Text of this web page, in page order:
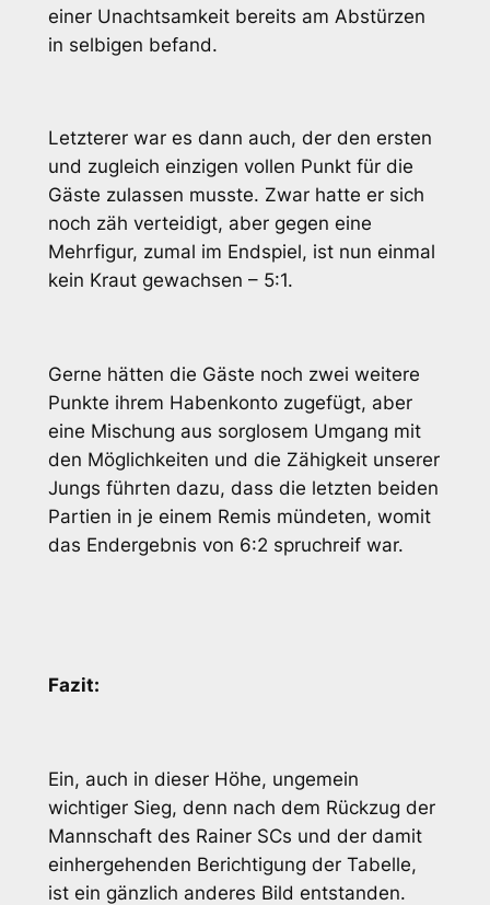
einer Unachtsamkeit bereits am Abstürzen
in selbigen befand.
Letzterer war es dann auch, der den ersten
und zugleich einzigen vollen Punkt für die
Gäste zulassen musste. Zwar hatte er sich
noch zäh verteidigt, aber gegen eine
Mehrfigur, zumal im Endspiel, ist nun einmal
kein Kraut gewachsen – 5:1.
Gerne hätten die Gäste noch zwei weitere
Punkte ihrem Habenkonto zugefügt, aber
eine Mischung aus sorglosem Umgang mit
den Möglichkeiten und die Zähigkeit unserer
Jungs führten dazu, dass die letzten beiden
Partien in je einem Remis mündeten, womit
das Endergebnis von 6:2 spruchreif war.
Fazit:
Ein, auch in dieser Höhe, ungemein
wichtiger Sieg, denn nach dem Rückzug der
Mannschaft des Rainer SCs und der damit
einhergehenden Berichtigung der Tabelle,
ist ein gänzlich anderes Bild entstanden.